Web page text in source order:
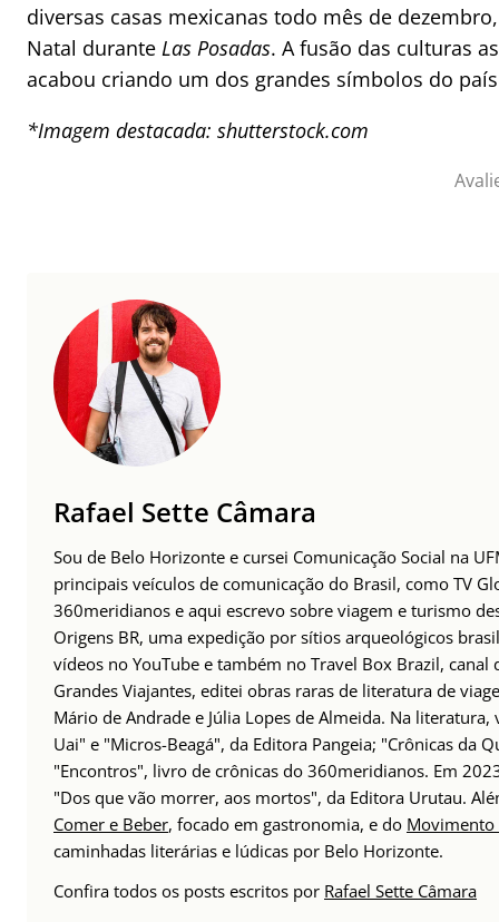
diversas casas mexicanas todo mês de
Natal durante Las Posadas. A fusão das culturas
acabou criando um dos grandes símbolos do
*Imagem destacada: shutterstock.com
Rafael Sette Câmara
Sou de Belo Horizonte e cursei Comunicação Social na
principais veículos de comunicação do Brasil, como TV
360meridianos e aqui escrevo sobre viagem e turismo
Origens BR, uma expedição por sítios arqueológicos
vídeos no YouTube e também no Travel Box Brazil,
Grandes Viajantes, editei obras raras de literatura de
Mário de Andrade e Júlia Lopes de Almeida. Na
Uai" e "Micros-Beagá", da Editora Pangeia; "Crônicas da
"Encontros", livro de crônicas do 360meridianos. Em
"Dos que vão morrer, aos mortos", da Editora Urutau.
Comer e Beber, focado em gastronomia, e do Movimento
caminhadas literárias e lúdicas por Belo Horizonte.
Confira todos os posts escritos por Rafael Sette Câmara